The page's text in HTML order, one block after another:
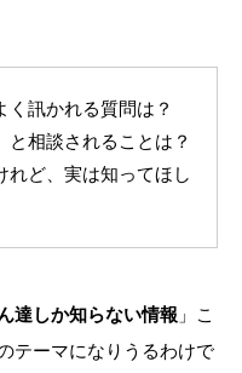
く訊かれる質問は？
と相談されることは？
れど、実は知ってほし
達しか知らない情報 」こ
テーマになりうるわけで